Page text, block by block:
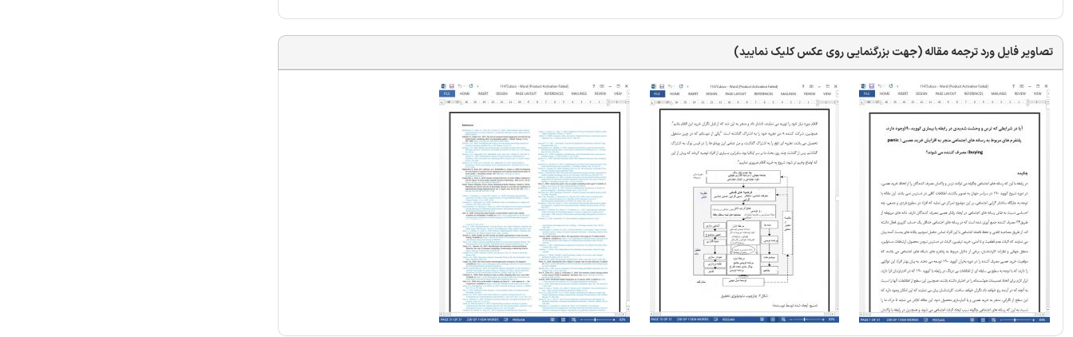
تصاویر فایل ورد ترجمه مقاله (جهت بزرگنمایی روی عکس کلیک نمایید)